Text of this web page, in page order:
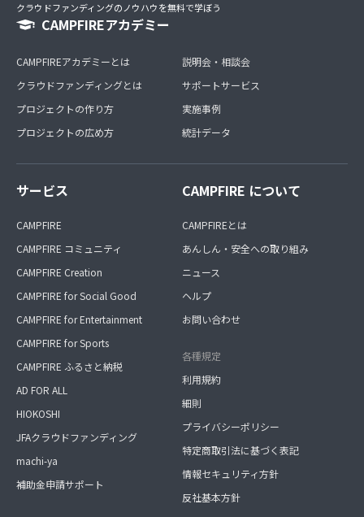
クラウドファンディングのノウハウを無料で学ぼう
CAMPFIREアカデミー
CAMPFIREアカデミーとは
クラウドファンディングとは
プロジェクトの作り方
プロジェクトの広め方
説明会・相談会
サポートサービス
実施事例
統計データ
サービス
CAMPFIRE
CAMPFIRE コミュニティ
CAMPFIRE Creation
CAMPFIRE for Social Good
CAMPFIRE for Entertainment
CAMPFIRE for Sports
CAMPFIRE ふるさと納税
AD FOR ALL
HIOKOSHI
JFAクラウドファンディング
machi-ya
補助金申請サポート
CAMPFIRE について
CAMPFIREとは
あんしん・安全への取り組み
ニュース
ヘルプ
お問い合わせ
各種規定
利用規約
細則
プライバシーポリシー
特定商取引法に基づく表記
情報セキュリティ方針
反社基本方針